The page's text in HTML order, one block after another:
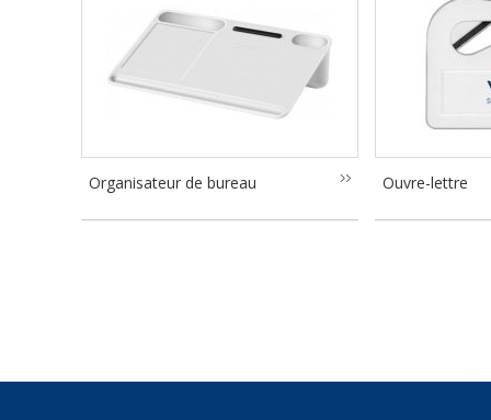
Organisateur de bureau Ouvre-lettre